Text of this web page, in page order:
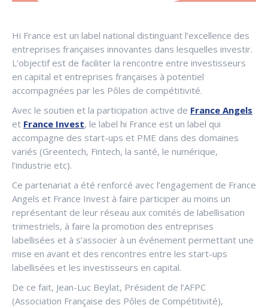
Hi France est un label national distinguant l’excellence des
entreprises françaises innovantes dans lesquelles investir.
L’objectif est de faciliter la rencontre entre investisseurs
en capital et entreprises françaises à potentiel
accompagnées par les Pôles de compétitivité.
Avec le soutien et la participation active de France Angels
et France Invest, le label hi France est un label qui
accompagne des start-ups et PME dans des domaines
variés (Greentech, Fintech, la santé, le numérique,
l’industrie etc).
Ce partenariat a été renforcé avec l’engagement de France
Angels et France Invest à faire participer au moins un
représentant de leur réseau aux comités de labellisation
trimestriels, à faire la promotion des entreprises
labellisées et à s’associer à un événement permettant une
mise en avant et des rencontres entre les start-ups
labellisées et les investisseurs en capital.
De ce fait, Jean-Luc Beylat, Président de l’AFPC
(Association Française des Pôles de Compétitivité),